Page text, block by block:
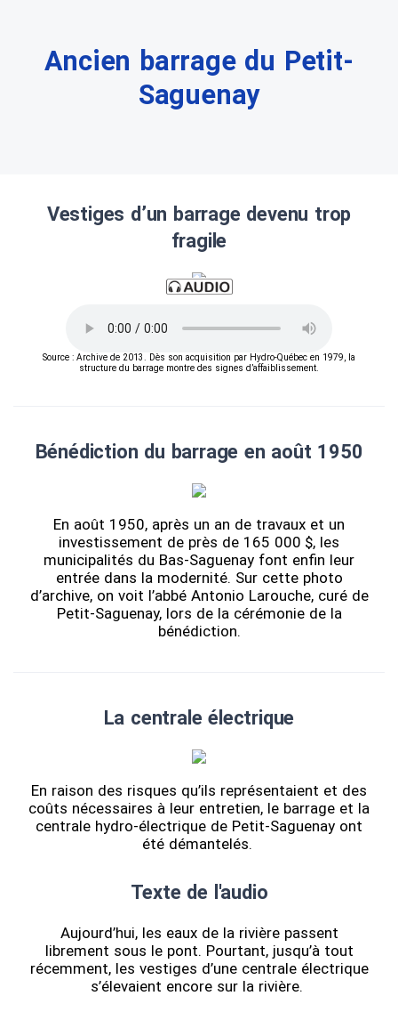
Ancien barrage du Petit-
Saguenay
Vestiges d’un barrage devenu trop
fragile
Source : Archive de 2013. Dès son acquisition par Hydro-Québec en 1979, la
structure du barrage montre des signes d’affaiblissement.
Bénédiction du barrage en août 1950
En août 1950, après un an de travaux et un
investissement de près de 165 000 $, les
municipalités du Bas-Saguenay font enfin leur
entrée dans la modernité. Sur cette photo
d’archive, on voit l’abbé Antonio Larouche, curé de
Petit-Saguenay, lors de la cérémonie de la
bénédiction.
La centrale électrique
En raison des risques qu’ils représentaient et des
coûts nécessaires à leur entretien, le barrage et la
centrale hydro-électrique de Petit-Saguenay ont
été démantelés.
Texte de l'audio
Aujourd’hui, les eaux de la rivière passent
librement sous le pont. Pourtant, jusqu’à tout
récemment, les vestiges d’une centrale électrique
s’élevaient encore sur la rivière.